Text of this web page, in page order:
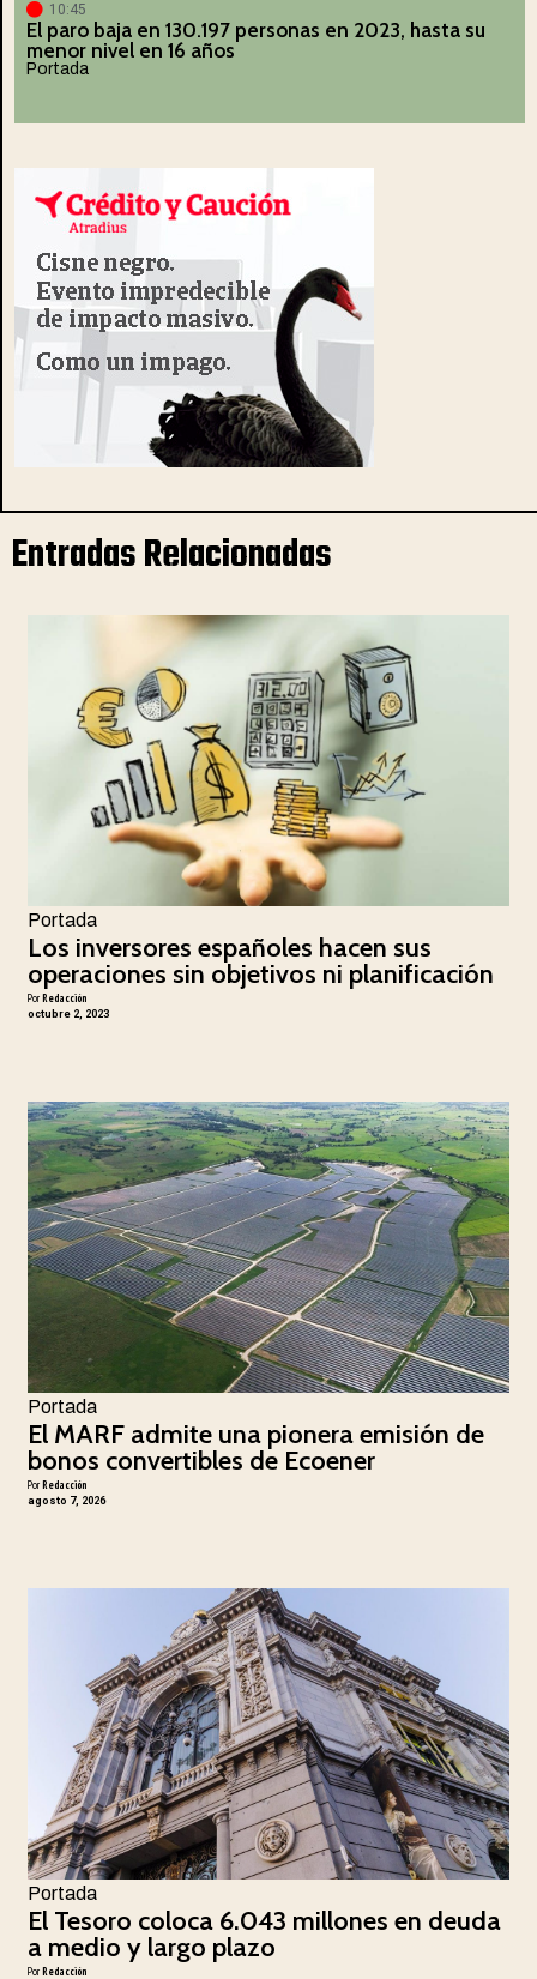
10:45
El paro baja en 130.197 personas en 2023, hasta su
menor nivel en 16 años
Portada
Entradas Relacionadas
Portada
Los inversores españoles hacen sus
operaciones sin objetivos ni planificación
PorRedacción
octubre 2, 2023
Portada
El MARF admite una pionera emisión de
bonos convertibles de Ecoener
PorRedacción
agosto 7, 2026
Portada
El Tesoro coloca 6.043 millones en deuda
a medio y largo plazo
PorRedacción